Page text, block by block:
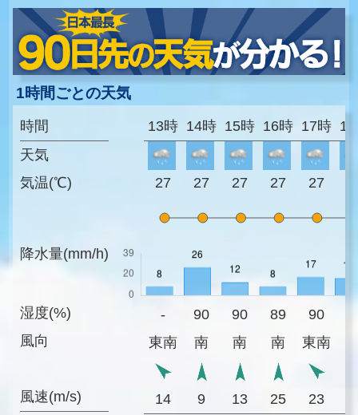
1時間ごとの天気
時間
天気
気温(℃)
降水量(mm/h)
湿度(%)
風向
風速(m/s)
13時 14時 15時 16時 17時
27 27 27 27 27
- 90 90 89 90
東南
南 南 南 東南
14 9 13 25 23